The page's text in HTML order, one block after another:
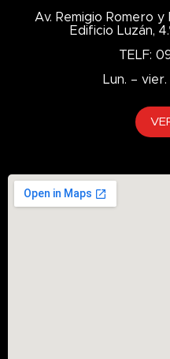
Av. Remigio Romero y
Edificio Luzán,
TELF:
Lun. –